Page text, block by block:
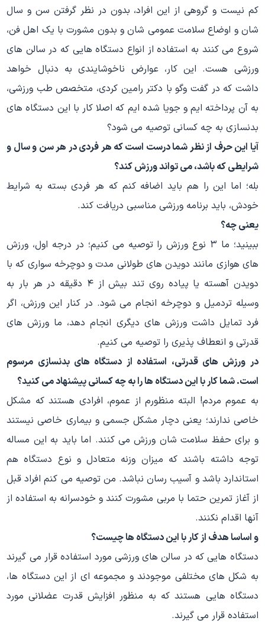
کم نیست و گروهی از این افراد، بدون در نظر گرفتن سن و سال
شان و اوضاع سلامت عمومی شان و بدون مشورت با یک اهل فن،
شروع می کنند به استفاده از انواع دستگاه هایی که در سالن های
ورزشی هست. این کار، عوارض ناخوشایندی به دنبال خواهد
داشت که در گفت وگو با دکتر رامین کردی، متخصص طب ورزشی،
به آن پرداخته ایم و جویا شده ایم که اصلا کار با این دستگاه های
بدنسازی به چه کسانی توصیه می شود؟
آیا این حرف از نظر شما درست است که هر فردی در هر سن و سال و
شرایطی که باشد، می تواند ورزش کند؟
بله؛ اما این را هم باید اضافه کنم که هر فردی بسته به شرایط
خودش، باید برنامه ورزشی مناسبی دریافت کند.
یعنی چه؟
ببینید؛ ما ۳ نوع ورزش را توصیه می کنیم؛ در درجه اول، ورزش
های هوازی مانند دویدن های طولانی مدت و دوچرخه سواری که با
دویدن آهسته یا پیاده روی تند بیش از ۴ دقیقه در هر بار به
وسیله تردمیل و دوچرخه انجام می شود. در کنار این ورزش، اگر
فرد تمایل داشت ورزش های دیگری انجام دهد، ما ورزش های
قدرتی و انعطاف پذیری را توصیه می کنیم.
در ورزش های قدرتی، استفاده از دستگاه های بدنسازی مرسوم
است. شما کار با این دستگاه ها را به چه کسانی پیشنهاد می کنید؟
به عموم مردم! البته منظورم از عموم، افرادی هستند که مشکل
خاصی ندارند؛ یعنی دچار مشکل جسمی و بیماری خاصی نیستند
و برای حفظ سلامت شان ورزش می کنند. اما باید به این مساله
توجه داشته باشند که میزان وزنه متعادل و نوع دستگاه هم
استاندارد باشد و آسیب رسان نباشد. من توصیه می کنم افراد قبل
از آغاز تمرین حتما با مربی مشورت کنند و خودسرانه به استفاده از
آنها اقدام نکنند.
و اساسا هدف از کار با این دستگاه ها چیست؟
دستگاه هایی که در سالن های ورزشی مورد استفاده قرار می گیرند
به شکل های مختلفی موجودند و مجموعه ای از این دستگاه ها،
دستگاه هایی هستند که به منظور افزایش قدرت عضلانی مورد
استفاده قرار می گیرند.